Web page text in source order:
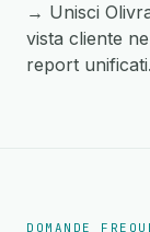
→ Unisci
vista cliente
report unificati.
DOMANDE